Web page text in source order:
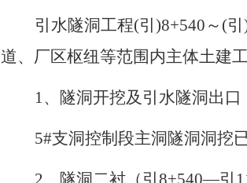
引水隧洞工程(引)8+540～(
道、厂区枢纽等范围内主体土建
1、隧洞开挖及 引水隧洞出口
5#支洞控制段主洞隧洞洞挖
2、隧洞二衬（引8+540—引